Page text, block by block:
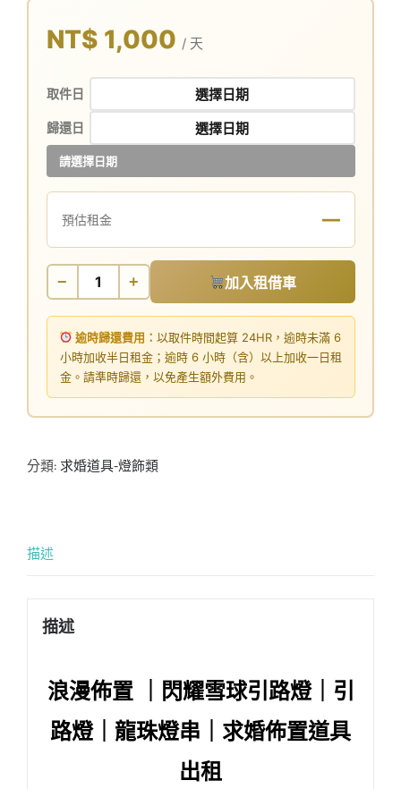
NT$ 1,000 / 天
取件日
歸還日
請選擇日期
預估租金 —
− + 加入租借車
逾時歸還費用：以取件時間起算 24HR，逾時未滿 6
小時加收半日租金；逾時 6 小時（含）以上加收一日租
金。請準時歸還，以免產生額外費用。
分類: 求婚道具-燈飾類
描述
描述
浪漫佈置 ｜閃耀雪球引路燈｜ 引
路燈｜ 龍珠燈串 ｜求婚佈置道具
出租